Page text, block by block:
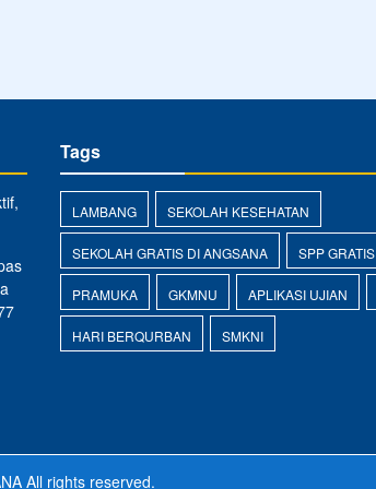
Tags
LAMBANG SEKOLAH KESEHATAN
SEKOLAH GRATIS DI ANGSANA SPP GRATIS
PRAMUKA GKMNU APLIKASI UJIAN
HARI BERQURBAN SMKNI
All rights reserved.